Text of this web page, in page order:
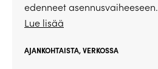
edenneet asennusvaiheeseen.
Lue lisää
AJANKOHTAISTA,VERKOSSA